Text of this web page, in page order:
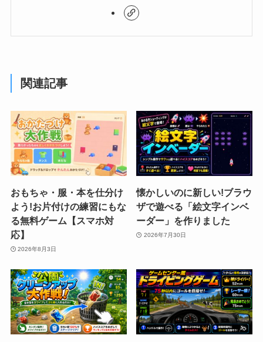
関連記事
おもちゃ・服・本を仕分け
よう!お片付けの練習にもな
る無料ゲーム【スマホ対
応】
2026年8月3日
懐かしいのに新しい!ブラウ
ザで遊べる「絵文字インベ
ーダー」を作りました
2026年7月30日